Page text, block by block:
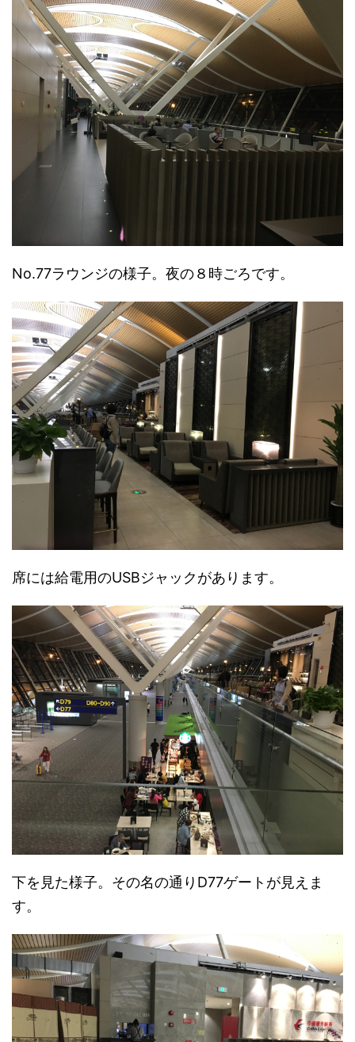
No.77ラウンジの様子。夜の８時ごろです。
席には給電用のUSBジャックがあります。
下を見た様子。その名の通りD77ゲートが見えま
す。